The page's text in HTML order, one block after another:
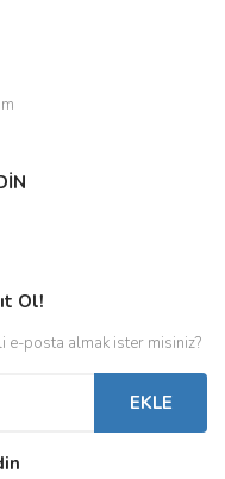
Ol!
e-posta almak ister misiniz?
EKLE